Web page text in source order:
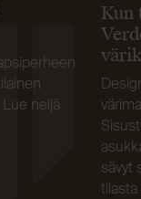
neljä
Kun
sävyt